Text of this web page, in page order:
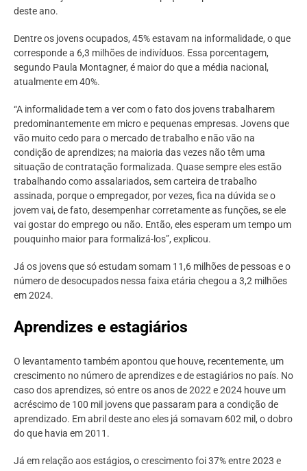
deste ano.
Dentre os jovens ocupados, 45% estavam na informalidade, o que
corresponde a 6,3 milhões de indivíduos. Essa porcentagem,
segundo Paula Montagner, é maior do que a média nacional,
atualmente em 40%.
“A informalidade tem a ver com o fato dos jovens trabalharem
predominantemente em micro e pequenas empresas. Jovens que
vão muito cedo para o mercado de trabalho e não vão na
condição de aprendizes; na maioria das vezes não têm uma
situação de contratação formalizada. Quase sempre eles estão
trabalhando como assalariados, sem carteira de trabalho
assinada, porque o empregador, por vezes, fica na dúvida se o
jovem vai, de fato, desempenhar corretamente as funções, se ele
vai gostar do emprego ou não. Então, eles esperam um tempo um
pouquinho maior para formalizá-los”, explicou.
Já os jovens que só estudam somam 11,6 milhões de pessoas e o
número de desocupados nessa faixa etária chegou a 3,2 milhões
em 2024.
Aprendizes e estagiários
O levantamento também apontou que houve, recentemente, um
crescimento no número de aprendizes e de estagiários no país. No
caso dos aprendizes, só entre os anos de 2022 e 2024 houve um
acréscimo de 100 mil jovens que passaram para a condição de
aprendizado. Em abril deste ano eles já somavam 602 mil, o dobro
do que havia em 2011.
Já em relação aos estágios, o crescimento foi 37% entre 2023 e